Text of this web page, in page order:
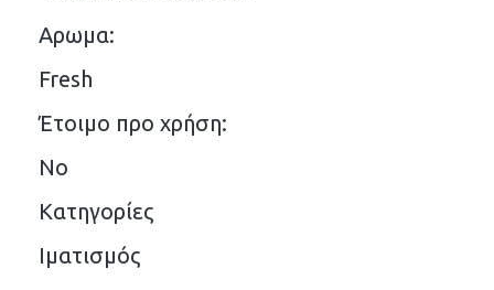
Αρωμα:
Fresh
Έτοιμο προ χρήση:
No
Κατηγορίες
Ιματισμός